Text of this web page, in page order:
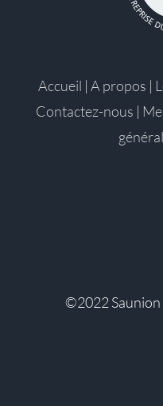
Accueil | A propos |
Contactez-nous |
©2022 Saunion